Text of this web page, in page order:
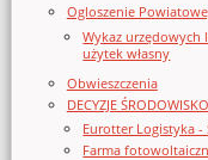
Ogloszenie
Wykaz urzędowych
użytek własny
Obwieszczenia
DECYZJE
Eurotter Logistyka -
Farma